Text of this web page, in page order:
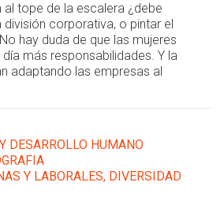
al tope de la escalera ¿debe
división corporativa, o pintar el
hay duda de que las mujeres
más responsabilidades. Y la
adaptando las empresas al
DESARROLLO HUMANO
Y LABORALES, DIVERSIDAD